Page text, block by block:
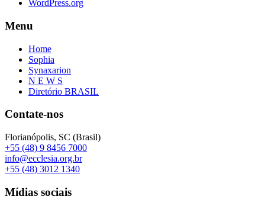
WordPress.org
Menu
Home
Sophia
Synaxarion
N E W S
Diretório BRASIL
Contate-nos
Florianópolis, SC (Brasil)
+55 (48) 9 8456 7000
info@ecclesia.org.br
+55 (48) 3012 1340
Mídias sociais